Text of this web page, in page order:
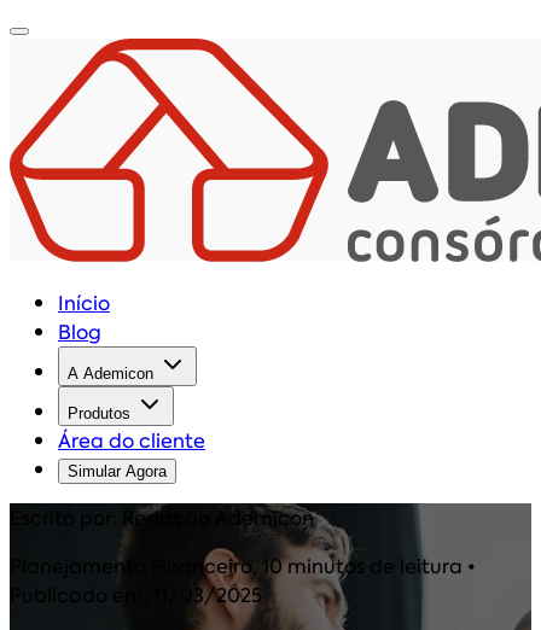
Início
Blog
A Ademicon
Produtos
Área do cliente
Simular Agora
Escrito por: Redação Ademicon
Planejamento Financeiro, 10 minutos de leitura •
Publicado em: 11/03/2025